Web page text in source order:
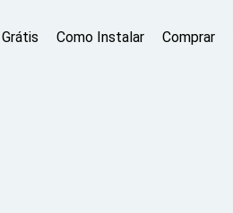
Como Instalar Comprar